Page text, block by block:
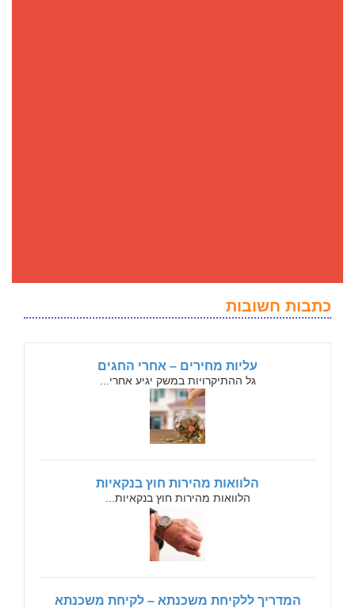
כתבות חשובות
עליות מחירים – אחרי החגים
גל ההתיקרויות במשק יגיע אחרי...
הלוואות מהירות חוץ בנקאיות
הלוואות מהירות חוץ בנקאיות...
המדריך ללקיחת משכנתא – לקיחת משכנתא